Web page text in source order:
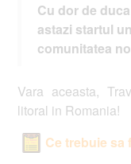
Cu dor de duca
astazi startul
comunitatea
Vara aceasta,
litoral in Romania!
Ce trebuie sa